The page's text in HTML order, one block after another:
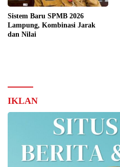
Sistem Baru SPMB 2026
Lampung, Kombinasi Jarak
dan Nilai
IKLAN